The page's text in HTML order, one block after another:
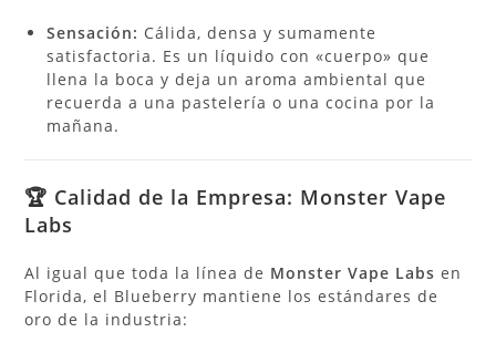
Sensación: Cálida, densa y sumamente
satisfactoria. Es un líquido con «cuerpo» que
llena la boca y deja un aroma ambiental que
recuerda a una pastelería o una cocina por la
mañana.
🏆 Calidad de la Empresa: Monster Vape
Labs
Al igual que toda la línea de Monster Vape Labs en
Florida, el Blueberry mantiene los estándares de
oro de la industria: